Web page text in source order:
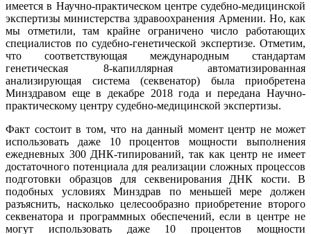
имеется в Научно-практическом центре судебно-медицинской
экспертизы министерства здравоохранения Армении. Но, как
мы отметили, там крайне ограничено число работающих
специалистов по судебно-генетической экспертизе. Отметим,
что соответствующая международным стандартам
генетическая 8-капиллярная автоматизированная
анализирующая система (секвенатор) была приобретена
Минздравом еще в декабре 2018 года и передана Научно-
практическому центру судебно-медицинской экспертизы.
Факт состоит в том, что на данный момент центр не может
использовать даже 10 процентов мощности выполнения
ежедневных 300 ДНК-типирований, так как центр не имеет
достаточного потенциала для реализации сложных процессов
подготовки образцов для секвенирования ДНК кости. В
подобных условиях Минздрав по меньшей мере должен
разъяснить, насколько целесообразно приобретение второго
секвенатора и программных обеспечений, если в центре не
могут использовать даже 10 процентов мощности